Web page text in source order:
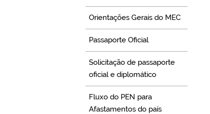
Orientações Gerais do MEC
Passaporte Oficial
Solicitação de passaporte
oficial e diplomático
Fluxo do PEN para
Afastamentos do país